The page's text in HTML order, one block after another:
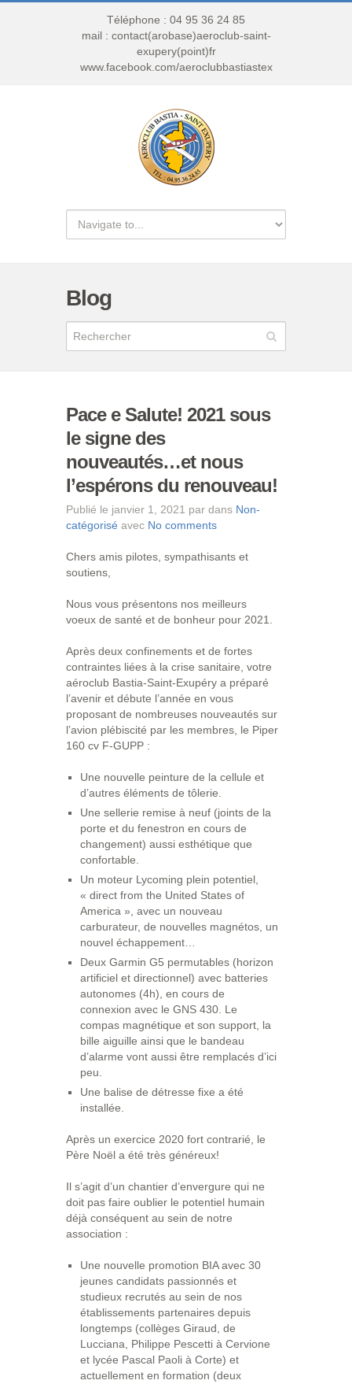
Téléphone : 04 95 36 24 85
mail : contact(arobase)aeroclub-saint-
exupery(point)fr
www.facebook.com/aeroclubbastiastex
Blog
Pace e Salute! 2021 sous
le signe des
nouveautés…et nous
l’espérons du renouveau!
Publié le janvier 1, 2021 par dans Non-
catégorisé avec No comments
Chers amis pilotes, sympathisants et
soutiens,
Nous vous présentons nos meilleurs
voeux de santé et de bonheur pour 2021.
Après deux confinements et de fortes
contraintes liées à la crise sanitaire, votre
aéroclub Bastia-Saint-Exupéry a préparé
l’avenir et débute l’année en vous
proposant de nombreuses nouveautés sur
l’avion plébiscité par les membres, le Piper
160 cv F-GUPP :
Une nouvelle peinture de la cellule et
d’autres éléments de tôlerie.
Une sellerie remise à neuf (joints de la
porte et du fenestron en cours de
changement) aussi esthétique que
confortable.
Un moteur Lycoming plein potentiel,
« direct from the United States of
America », avec un nouveau
carburateur, de nouvelles magnétos, un
nouvel échappement…
Deux Garmin G5 permutables (horizon
artificiel et directionnel) avec batteries
autonomes (4h), en cours de
connexion avec le GNS 430. Le
compas magnétique et son support, la
bille aiguille ainsi que le bandeau
d’alarme vont aussi être remplacés d’ici
peu.
Une balise de détresse fixe a été
installée.
Après un exercice 2020 fort contrarié, le
Père Noël a été très généreux!
Il s’agit d’un chantier d’envergure qui ne
doit pas faire oublier le potentiel humain
déjà conséquent au sein de notre
association :
Une nouvelle promotion BIA avec 30
jeunes candidats passionnés et
studieux recrutés au sein de nos
établissements partenaires depuis
longtemps (collèges Giraud, de
Lucciana, Philippe Pescetti à Cervione
et lycée Pascal Paoli à Corte) et
actuellement en formation (deux